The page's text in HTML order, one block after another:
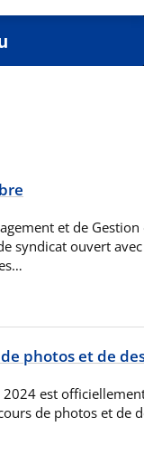
et de
syndicat ouvert
photos et de
2024 est
de photos et de